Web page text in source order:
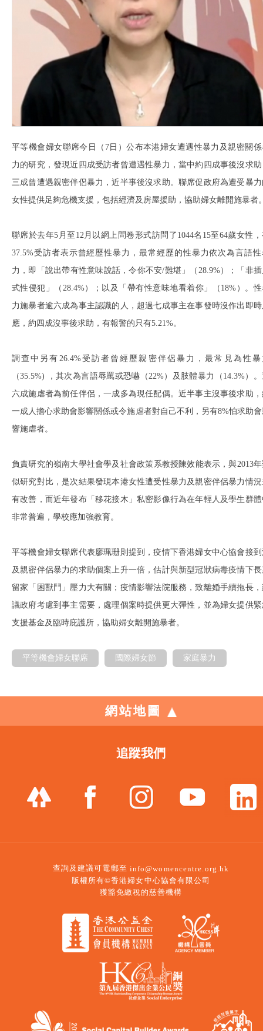
平等機會婦女聯席今日（7日）公布本港婦女遭遇性暴力及親密關係
力的研究，發現近四成受訪者曾遭遇性暴力，當中約四成事後沒求
三成曾遭遇親密伴侶暴力，近半事後沒求助。聯席促政府為遭受暴
女性提供足夠危機支援，包括經濟及房屋援助，協助婦女離開施暴者
聯席於去年5月至12月以網上問卷形式訪問了1044名15至64歲女性
37.5%受訪者表示曾經歷性暴力，最常經歷的性暴力依次為言語性
力，即「說出帶有性意味說話，令你不安/難堪」（28.9%）；「非
式性侵犯」（28.4%）；以及「帶有性意味地看着你」（18%）。
力施暴者逾六成為事主認識的人，超過七成事主在事發時沒作出即
應，約四成沒事後求助，有報警的只有5.21%。
調查中另有26.4%受訪者曾經歷親密伴侶暴力，最常見為性暴
（35.5%) ，其次為言語辱罵或恐嚇（22%）及肢體暴力（14.3%）
六成施虐者為前任伴侶，一成多為現任配偶。近半事主沒事後求助
一成人擔心求助會影響關係或令施虐者對自己不利，另有8%怕求助
響施虐者。
負責研究的嶺南大學社會學及社會政策系教授陳效能表示，與2013
似研究對比，是次結果發現本港女性遭受性暴力及親密伴侶暴力情
有改善，而近年發布「移花接木」私密影像行為在年輕人及學生群
非常普遍，學校應加強教育。
平等機會婦女聯席代表廖珮珊則提到，疫情下香港婦女中心協會接
及親密伴侶暴力的求助個案上升一倍，估計與新型冠狀病毒疫情下
留家「困獸鬥」壓力大有關；疫情影響法院服務，致離婚手續拖長
議政府考慮到事主需要，處理個案時提供更大彈性，並為婦女提供
支援基金及臨時庇護所，協助婦女離開施暴者。
平等機會婦女聯席 國際婦女節 家庭暴力
網站地圖
追蹤我們
查詢及建議可電郵至 info@womencentre.org.hk
版權所有©香港婦女中心協會有限公司
獲豁免繳稅的慈善機構